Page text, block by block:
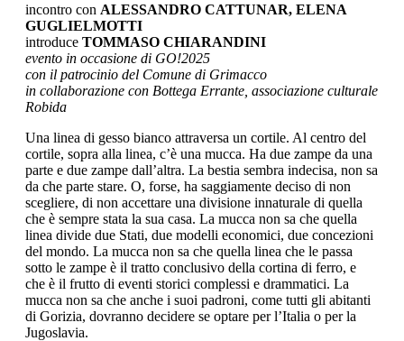
incontro con ALESSANDRO CATTUNAR, ELENA
GUGLIELMOTTI
introduce TOMMASO CHIARANDINI
evento in occasione di GO!2025
con il patrocinio del Comune di Grimacco
in collaborazione con Bottega Errante, associazione culturale
Robida
Una linea di gesso bianco attraversa un cortile. Al centro del
cortile, sopra alla linea, c’è una mucca. Ha due zampe da una
parte e due zampe dall’altra. La bestia sembra indecisa, non sa
da che parte stare. O, forse, ha saggiamente deciso di non
scegliere, di non accettare una divisione innaturale di quella
che è sempre stata la sua casa. La mucca non sa che quella
linea divide due Stati, due modelli economici, due concezioni
del mondo. La mucca non sa che quella linea che le passa
sotto le zampe è il tratto conclusivo della cortina di ferro, e
che è il frutto di eventi storici complessi e drammatici. La
mucca non sa che anche i suoi padroni, come tutti gli abitanti
di Gorizia, dovranno decidere se optare per l’Italia o per la
Jugoslavia.